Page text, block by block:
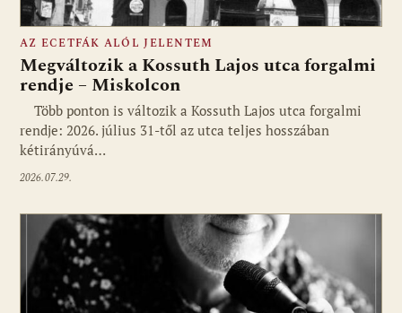
AZ ECETFÁK ALÓL JELENTEM
Megváltozik a Kossuth Lajos utca forgalmi
rendje – Miskolcon
Több ponton is változik a Kossuth Lajos utca forgalmi
rendje: 2026. július 31-től az utca teljes hosszában
kétirányúvá…
2026.07.29.